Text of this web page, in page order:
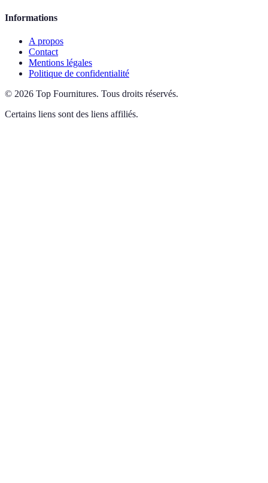
Informations
A propos
Contact
Mentions légales
Politique de confidentialité
© 2026 Top Fournitures. Tous droits réservés.
Certains liens sont des liens affiliés.